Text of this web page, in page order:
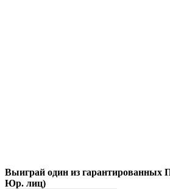
Выиграй один из гарантированных
Юр. лиц)